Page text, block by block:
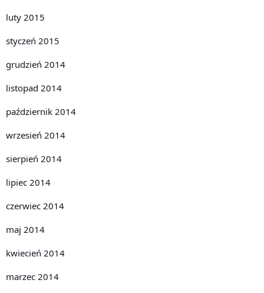
luty 2015
styczeń 2015
grudzień 2014
listopad 2014
październik 2014
wrzesień 2014
sierpień 2014
lipiec 2014
czerwiec 2014
maj 2014
kwiecień 2014
marzec 2014